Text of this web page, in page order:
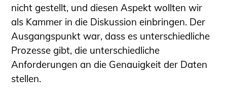
nicht gestellt, und diesen Aspekt wollten wir
als Kammer in die Diskussion einbringen. Der
Ausgangspunkt war, dass es unterschiedliche
Prozesse gibt, die unterschiedliche
Anforderungen an die Genauigkeit der Daten
stellen.